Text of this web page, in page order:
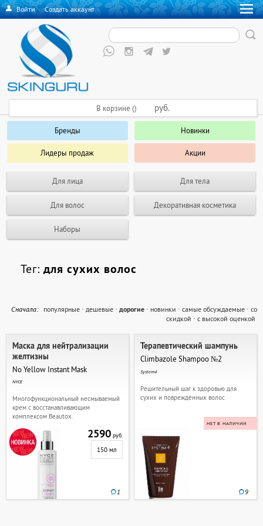
Войти·Создать аккаунт
Бренды Новинки
Лидеры продаж Акции
Для лица Для тела
Для волос Декоративная косметика
Наборы
В корзине () руб.
Тег: для сухих волос
Cначала: популярные · дешевые · дорогие · новинки · самые обсуждаемые · со
скидкой · с высокой оценкой
Маска для нейтрализации
желтизны
No Yellow Instant Mask
NYCE
Многофункциональный несмываемый
крем с восстанавливающим
комплексом Beautox.
2590руб.
150 мл
1
Терапевтический шампунь
Climbazole Shampoo №2
System4
НЕТ В НАЛИЧИИ
Решительный шаг к здоровью для
сухих и повреждённых волос
9